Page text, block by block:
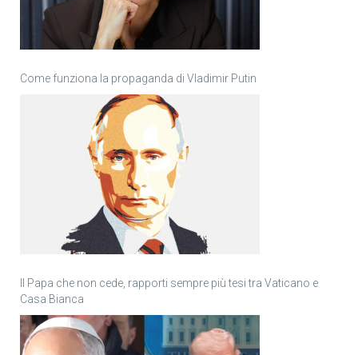
Come funziona la propaganda di Vladimir Putin
Il Papa che non cede, rapporti sempre più tesi tra Vaticano e
Casa Bianca